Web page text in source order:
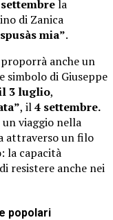
settembrela
di Zanica
mia”.
anche un
simbolo di Giuseppe
3 luglio,
, il4 settembre.
viaggio nella
attraverso un filo
la capacità
resistere anche nei
popolari